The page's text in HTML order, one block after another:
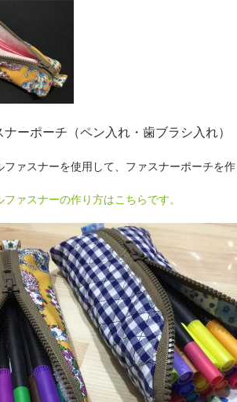
ーポーチ（ペン入れ・歯ブラシ入れ）
ファスナーを使用して、ファスナーポーチを
ァスナーの作り方はこちらです。